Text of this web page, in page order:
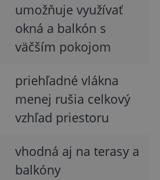
umožňuje využívať
okná a balkón s
väčším pokojom
priehľadné vlákna
menej rušia celkový
vzhľad priestoru
vhodná aj na terasy a
balkóny